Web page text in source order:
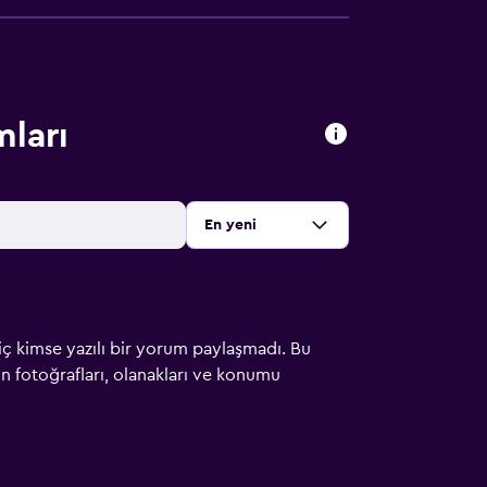
Sırala:
En yeni
yazılı bir yorum paylaşmadı. Bu
fotoğrafları, olanakları ve konumu